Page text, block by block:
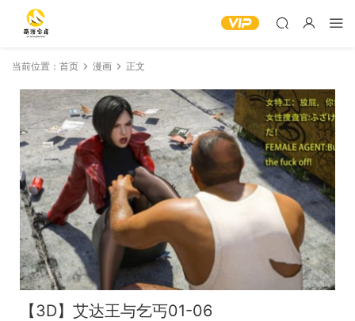
当前位置： 首页 漫画 正文
【3D】艾达王与乞丐01-06